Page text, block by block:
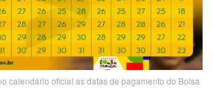
calendário oficial as datas de pagamento do Bolsa